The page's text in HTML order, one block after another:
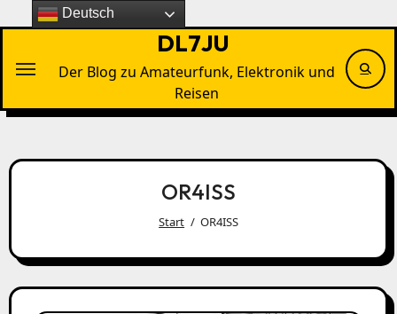
Inhalten
DL7JU
Der Blog zu Amateurfunk, Elektronik und
Reisen
OR4ISS
Start OR4ISS
Deutsch